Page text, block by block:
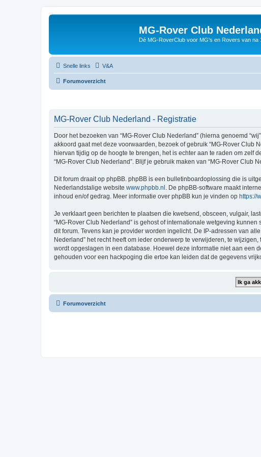
MG-Rover Club
Dé MG-RoverClub voor MG's en Rovers van na
Snelle links V&A
Forumoverzicht
MG-Rover Club Nederland - Registratie
Door het bezoeken van “MG-Rover Club Nederland” (hierna genoemd
akkoord gaat met deze voorwaarden, bezoek of gebruik “MG-Rover Club
hiervan tijdig op de hoogte te brengen, het is echter aan te raden om
“MG-Rover Club Nederland”. Blijf je gebruik maken van “MG-Rover
Dit forum draait op phpBB. phpBB is een bulletinboardoplossing die is
Nederlandstalige website www.phpbb.nl . De phpBB-software maakt
inhoud en/of gedrag. Meer informatie over phpBB kun je vinden op https://
Je verklaart geen berichten te plaatsen die kwetsend, obsceen, vulgair,
“MG-Rover Club Nederland” is gehost of internationale wetgeving
dit forum. Tevens kan je provider worden ingelicht. De IP-adressen van
Nederland” het recht heeft om ieder onderwerp te verwijderen, te
wordt opgeslagen in een database. Hoewel deze informatie niet aan een
gehouden voor een hackpoging die ertoe kan leiden dat de gegevens
Forumoverzicht